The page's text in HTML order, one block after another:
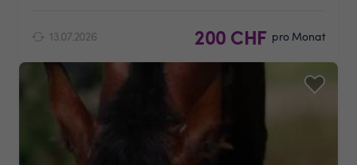
13.07.2026 200 CHF pro Monat